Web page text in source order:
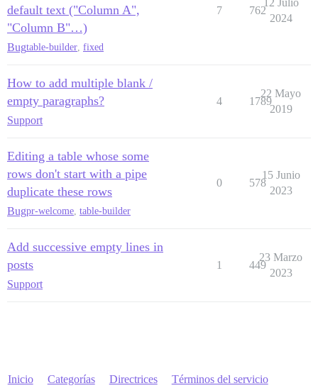
default text ("Column A",
"Column B"…)
Bugtable-builder, fixed
7 762
2024
How to add multiple blank /
empty paragraphs?
Support
4 1789
22 Mayo
2019
Editing a table whose some
rows don't start with a pipe
duplicate these rows
Bugpr-welcome, table-builder
0 578
15 Junio
2023
Add successive empty lines in
posts
Support
1 449
23 Marzo
2023
Inicio Categorías Directrices Términos del servicio